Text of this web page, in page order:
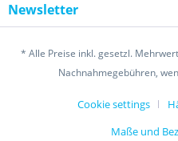
Newsletter
* Alle Preise inkl. gesetzl.
Nachnahmegebühren,
Cookie settings
Maße und